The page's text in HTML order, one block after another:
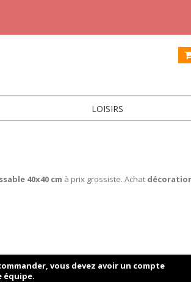
LOISIRS
40x40 cm à prix grossiste. Achat
vous devez avoir un compte
équipe.